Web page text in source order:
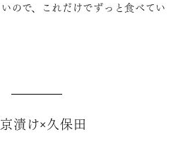
ので、これだけでずっと食べてい
漬け×久保田